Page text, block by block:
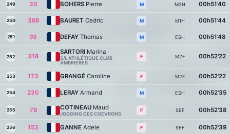
249 30 BOHERS Pierre M M2H 00h51'40
250 368 BAURET Cedric M M1H 00h51'44
251 93 DEFAY Thomas M ESH 00h51'48
252 318
SARTORI Marina
S/L ATHLÉTIQUE CLUB
AMBRIERES
F M2F 00h52'22
253 173 GRANGÉ Caroline F M2F 00h52'22
254 230 LERAY Armand M ESH 00h52'35
255 78 COTINEAU Maud
JOGGING DES COEVRONS
F SEF 00h52'38
256 153 GANNE Adele F SEF 00h52'39